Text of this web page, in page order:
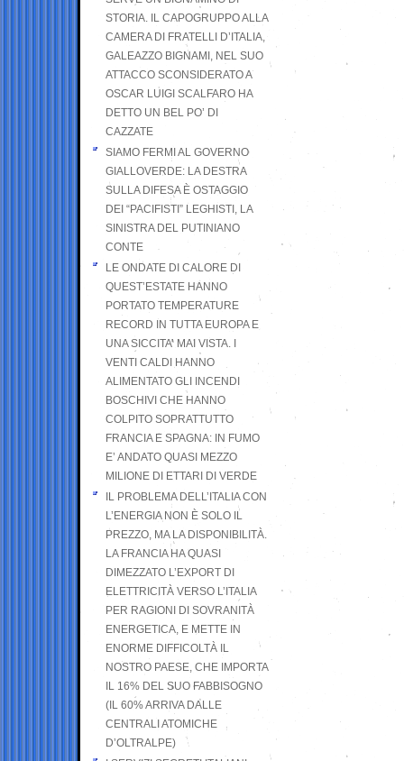
STORIA. IL CAPOGRUPPO ALLA
CAMERA DI FRATELLI D’ITALIA,
GALEAZZO BIGNAMI, NEL SUO
ATTACCO SCONSIDERATO A
OSCAR LUIGI SCALFARO HA
DETTO UN BEL PO’ DI
CAZZATE
SIAMO FERMI AL GOVERNO
GIALLOVERDE: LA DESTRA
SULLA DIFESA È OSTAGGIO
DEI “PACIFISTI” LEGHISTI, LA
SINISTRA DEL PUTINIANO
CONTE
LE ONDATE DI CALORE DI
QUEST’ESTATE HANNO
PORTATO TEMPERATURE
RECORD IN TUTTA EUROPA E
UNA SICCITA’ MAI VISTA. I
VENTI CALDI HANNO
ALIMENTATO GLI INCENDI
BOSCHIVI CHE HANNO
COLPITO SOPRATTUTTO
FRANCIA E SPAGNA: IN FUMO
E’ ANDATO QUASI MEZZO
MILIONE DI ETTARI DI VERDE
IL PROBLEMA DELL’ITALIA CON
L’ENERGIA NON È SOLO IL
PREZZO, MA LA DISPONIBILITÀ.
LA FRANCIA HA QUASI
DIMEZZATO L’EXPORT DI
ELETTRICITÀ VERSO L’ITALIA
PER RAGIONI DI SOVRANITÀ
ENERGETICA, E METTE IN
ENORME DIFFICOLTÀ IL
NOSTRO PAESE, CHE IMPORTA
IL 16% DEL SUO FABBISOGNO
(IL 60% ARRIVA DALLE
CENTRALI ATOMICHE
D’OLTRALPE)